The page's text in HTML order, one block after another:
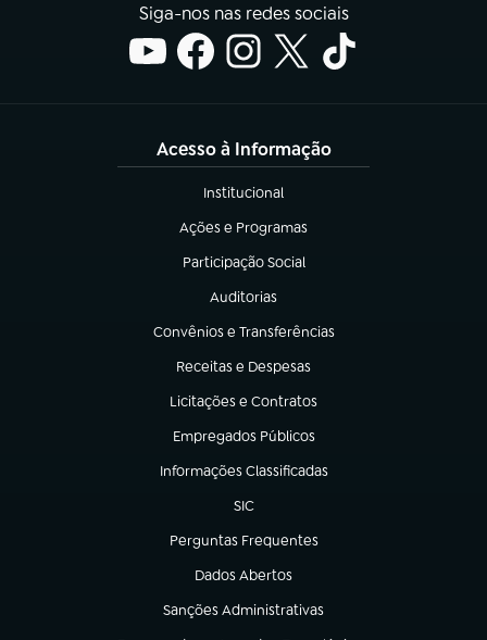
Siga-nos nas redes sociais
Acesso à Informação
Institucional
(abre em nova aba)
Ações e Programas
(abre em nova aba)
Participação Social
(abre em nova aba)
Auditorias
(abre em nova aba)
Convênios e Transferências
(abre em nova aba)
Receitas e Despesas
(abre em nova aba)
Licitações e Contratos
(abre em nova aba)
Empregados Públicos
(abre em nova aba)
Informações Classificadas
(abre em nova aba)
SIC
(abre em nova aba)
Perguntas Frequentes
(abre em nova aba)
Dados Abertos
(abre em nova aba)
Sanções Administrativas
(abre em nova aba)